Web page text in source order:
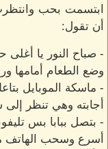
ابتسمت بحب
أن تقول:
- صباح النور يا أغلى
وضع الطعام أمامها
- ماسكة الموبايل
أجابته وهي تنظر
- بتصل ببابا بس
أسرع وسحب الهاتف